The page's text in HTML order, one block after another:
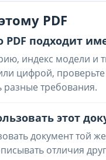
PDF
PDF подходит
индекс модели и
цифрой,
разные требования.
этот
документ той
отличия